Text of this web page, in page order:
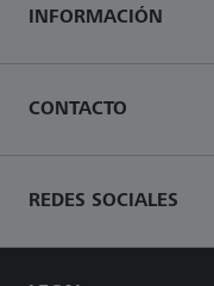
INFORMACIÓN
CONTACTO
REDES SOCIALES